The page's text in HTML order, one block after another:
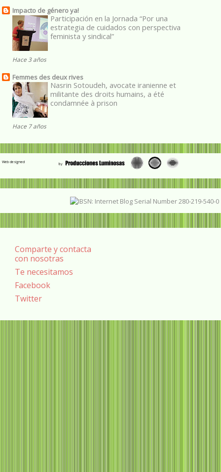
Impacto de género ya!
Participación en la Jornada “Por una
estrategia de cuidados con perspectiva
feminista y sindical”
Hace 3 años
Femmes des deux rives
Nasrin Sotoudeh, avocate iranienne et
militante des droits humains, a été
condamnée à prison
Hace 7 años
Web designed
Comparte y contacta
con nosotras
Te necesitamos
Facebook
Twitter